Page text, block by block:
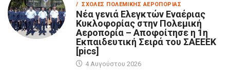
/ ΣΧΟΛΈΣ ΠΟΛΕΜΙΚΉΣ ΑΕΡΟΠΟΡΊΑΣ
Νέα γενιά Ελεγκτών Εναέριας
Κυκλοφορίας στην Πολεμική
Αεροπορία – Αποφοίτησε η 1η
Εκπαιδευτική Σειρά του ΣΑΕΕΕΚ
[pics]
4 Αυγούστου 2026